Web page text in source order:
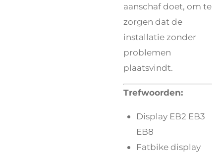
aanschaf doet, om te
zorgen dat de
installatie zonder
problemen
plaatsvindt.
Trefwoorden:
Display EB2 EB3
EB8
Fatbike display